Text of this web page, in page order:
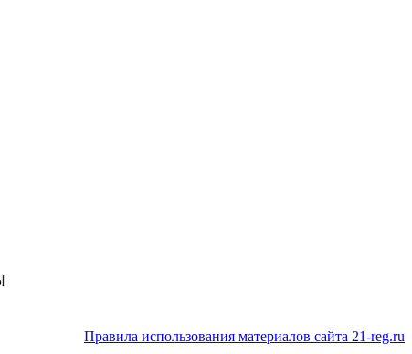
Правила использования материалов сайта 21-reg.ru